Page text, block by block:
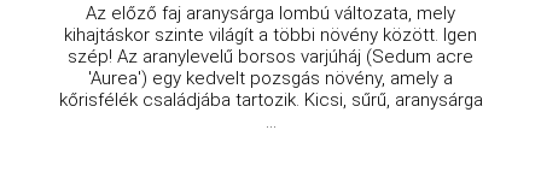
Az előző faj aranysárga lombú változata, mely
kihajtáskor szinte világít a többi növény között. Igen
szép! Az aranylevelű borsos varjúháj (Sedum acre
'Aurea') egy kedvelt pozsgás növény, amely a
kőrisfélék családjába tartozik. Kicsi, sűrű, aranysárga
...